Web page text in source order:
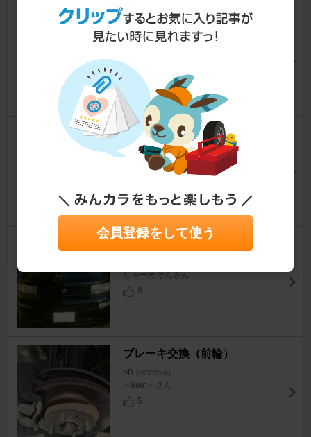
プロジェクトμ ブレーキパッド
HC-CS 交換
へなちょこケチャップさん
0
フロントブレーキパッド交換
bB [NCP30系]
よしき@笑い顔HB21Sさん
ヘッドライト交換
しゃーめぞんさん
8
ブレーキ交換（前輪）
bB [NCP30系]
～kein～さん
5
会員登録をして使う